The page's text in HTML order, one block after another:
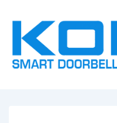
passer
contenu